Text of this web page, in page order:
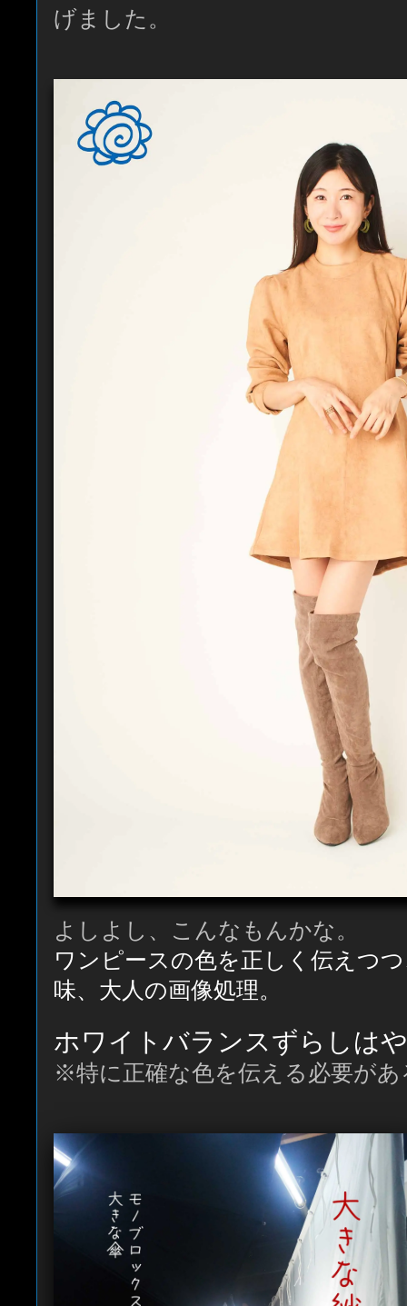
げました。
よしよし、こんなもんかな。
ワンピースの色を正しく伝えつ
味、大人の画像処理。
ホワイトバランスずらしは
※特に正確な色を伝える必要が